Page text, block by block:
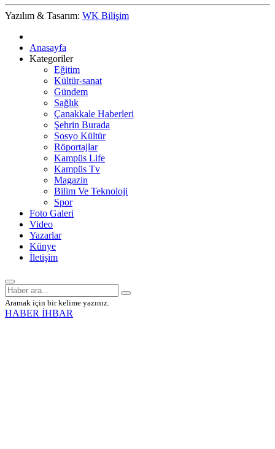
Yazılım & Tasarım: WK Bilişim
Anasayfa
Kategoriler
Eğitim
Kültür-sanat
Gündem
Sağlık
Çanakkale Haberleri
Şehrin Burada
Sosyo Kültür
Röportajlar
Kampüs Life
Kampüs Tv
Magazin
Bilim Ve Teknoloji
Spor
Foto Galeri
Video
Yazarlar
Künye
İletişim
Aramak için bir kelime yazınız.
HABER İHBAR